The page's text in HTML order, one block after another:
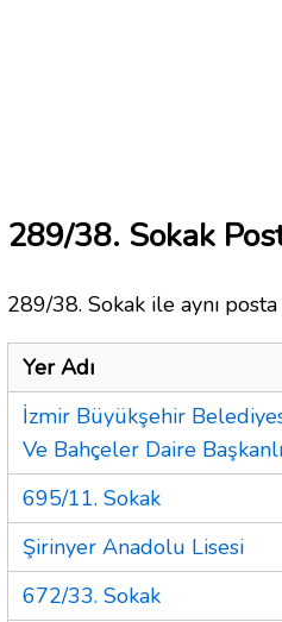
289/38. Sokak
289/38. Sokak ile aynı
Yer Adı
İzmir Büyükşehir
Ve Bahçeler Daire
695/11. Sokak
Şirinyer Anadolu Lisesi
672/33. Sokak